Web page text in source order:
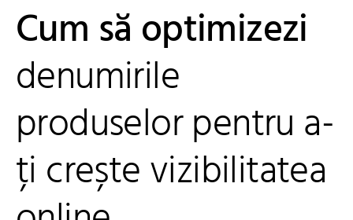
Cum să optimizezi
denumirile
produselor pentru a-
ți crește vizibilitatea